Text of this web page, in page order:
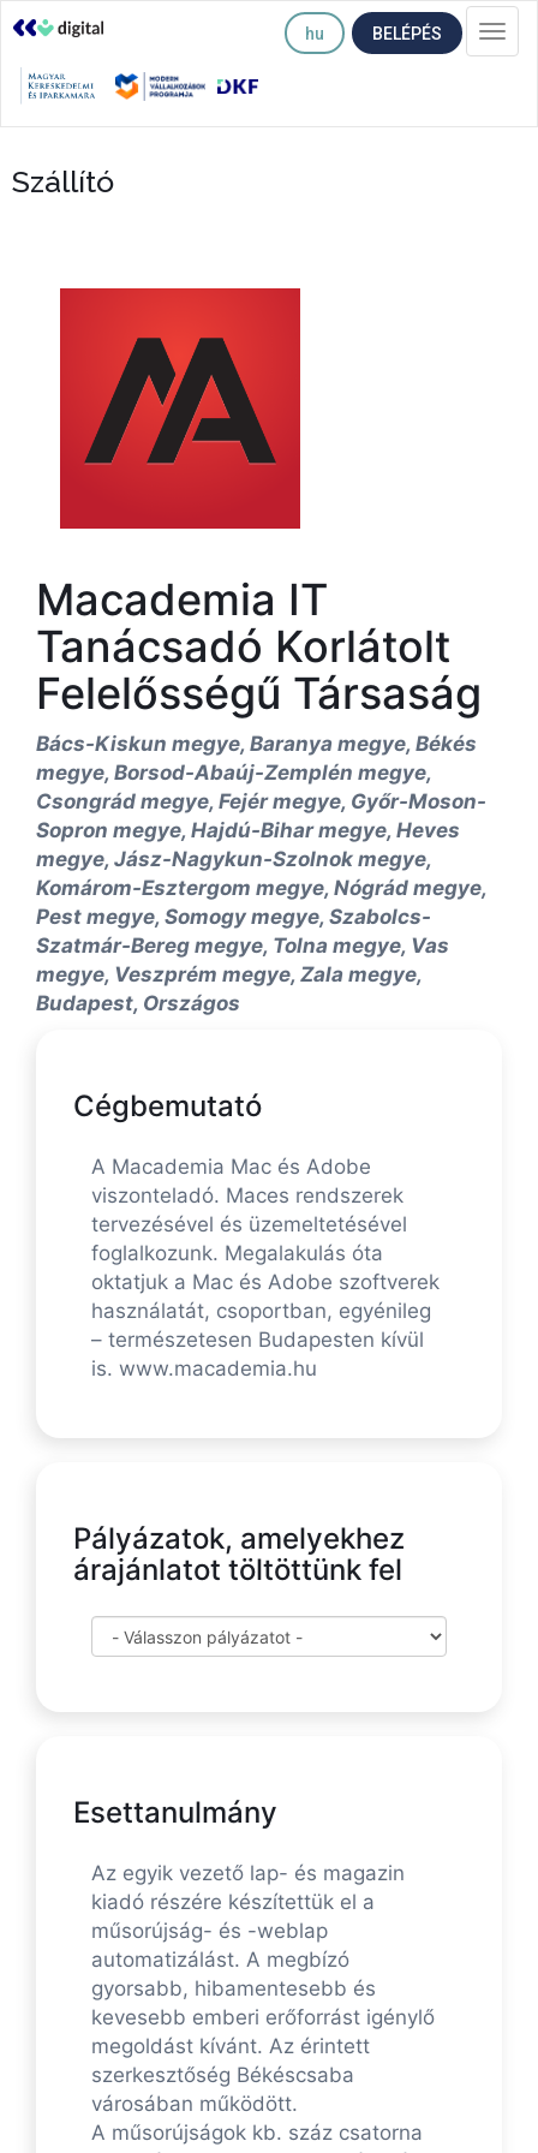
hu BELÉPÉS
Szállító
Macademia IT
Tanácsadó Korlátolt
Felelősségű Társaság
Bács-Kiskun megye, Baranya megye, Békés
megye, Borsod-Abaúj-Zemplén megye,
Csongrád megye, Fejér megye, Győr-Moson-
Sopron megye, Hajdú-Bihar megye, Heves
megye, Jász-Nagykun-Szolnok megye,
Komárom-Esztergom megye, Nógrád megye,
Pest megye, Somogy megye, Szabolcs-
Szatmár-Bereg megye, Tolna megye, Vas
megye, Veszprém megye, Zala megye,
Budapest, Országos
Cégbemutató
A Macademia Mac és Adobe
viszonteladó. Maces rendszerek
tervezésével és üzemeltetésével
foglalkozunk. Megalakulás óta
oktatjuk a Mac és Adobe szoftverek
használatát, csoportban, egyénileg
– természetesen Budapesten kívül
is. www.macademia.hu
Pályázatok, amelyekhez
árajánlatot töltöttünk fel
Esettanulmány
Az egyik vezető lap- és magazin
kiadó részére készítettük el a
műsorújság- és -weblap
automatizálást. A megbízó
gyorsabb, hibamentesebb és
kevesebb emberi erőforrást igénylő
megoldást kívánt. Az érintett
szerkesztőség Békéscsaba
városában működött.
A műsorújságok kb. száz csatorna